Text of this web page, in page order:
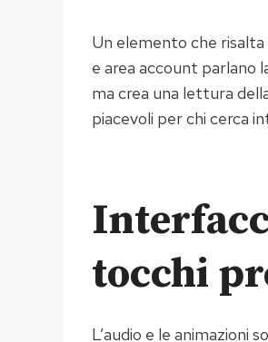
Un elemento che risalta
e area account parlano
ma crea una lettura
piacevoli per chi cerca
tocchi
L’audio e le animazioni